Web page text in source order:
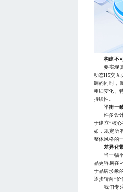
构建不
要实现真
动态H5交互
调的同时，
粗细变化、
持续性。
平衡一
许多设计
于建立“核
如，规定所
整体风格的
差异化
当一幅平
品更容易在
于品牌形象
逐步转向“
我们专注